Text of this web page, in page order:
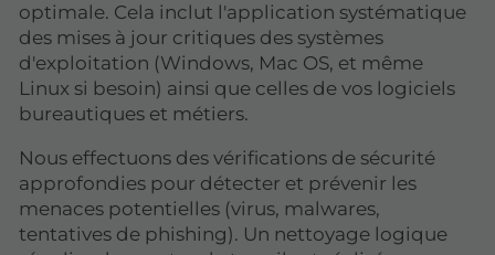
optimale. Cela inclut l'application systématique
des mises à jour critiques des systèmes
d'exploitation (Windows, Mac OS, et même
Linux si besoin) ainsi que celles de vos logiciels
bureautiques et métiers.
Nous effectuons des vérifications de sécurité
approfondies pour détecter et prévenir les
menaces potentielles (virus, malwares,
tentatives de phishing). Un nettoyage logique